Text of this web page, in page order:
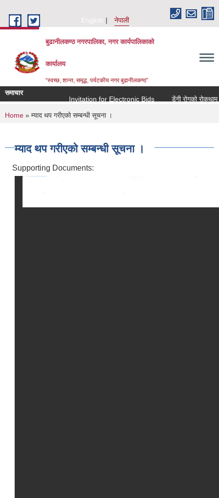
English
नेपाली
बुढानीलकण्ठ नगरपालिका, नगर कार्यपालिकाको
कार्यालय
“स्वच्छ, शान्त, समृद्ध, पर्यटकीय नगर बुढानीलकण्ठ”
समाचार
Invitation for Electronic Bids
डेंगी रोगको रोकथाम
You are here
Home » म्याद थप गरीएको सम्बन्धी सूचना ।
म्याद थप गरीएको सम्बन्धी सूचना ।
Supporting Documents: